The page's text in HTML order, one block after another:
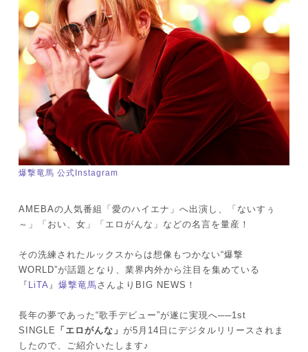
爆撃竜馬 公式Instagram
AMEBAの人気番組「愛のハイエナ」へ出演し、「ないすぅ
～」「おい、女」「エロがんな」などの名言を量産！
その洗練されたルックスからは想像もつかない“爆撃
WORLD”が話題となり、業界内外から注目を集めている
『 LiTA 』 爆撃竜馬さんよりBIG NEWS！
長年の夢であった“歌手デビュー”が遂に実現へ──1st
SINGLE 「エロがんな」 が5月14日にデジタルリリースされま
したので、ご紹介いたします♪